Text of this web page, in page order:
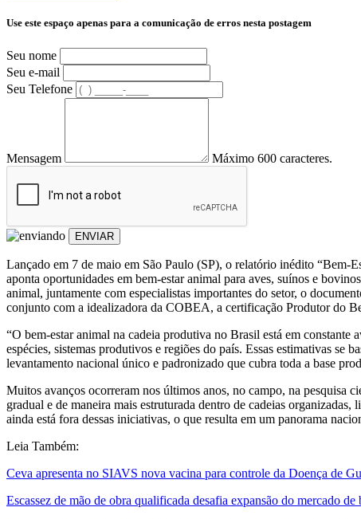
Use este espaço apenas para a comunicação de erros nesta postagem
Seu nome
Seu e-mail
Seu Telefone
Mensagem Máximo 600 caracteres.
ENVIAR
Lançado em 7 de maio em São Paulo (SP), o relatório inédito “Bem-
aponta oportunidades em bem-estar animal para aves, suínos e
animal, juntamente com especialistas importantes do setor, o
conjunto com a idealizadora da COBEA, a certificação Produtor do
“O bem-estar animal na cadeia produtiva no Brasil está em
espécies, sistemas produtivos e regiões do país. Essas estimativas
levantamento nacional único e padronizado que cubra toda a base
Muitos avanços ocorreram nos últimos anos, no campo, na pesquisa
gradual e de maneira mais estruturada dentro de cadeias
ainda está fora dessas iniciativas, o que resulta em um panorama
Leia Também:
Ceva apresenta no SIAVS nova vacina para controle da Doença de
Escassez de mão de obra qualificada desafia expansão do mercado de